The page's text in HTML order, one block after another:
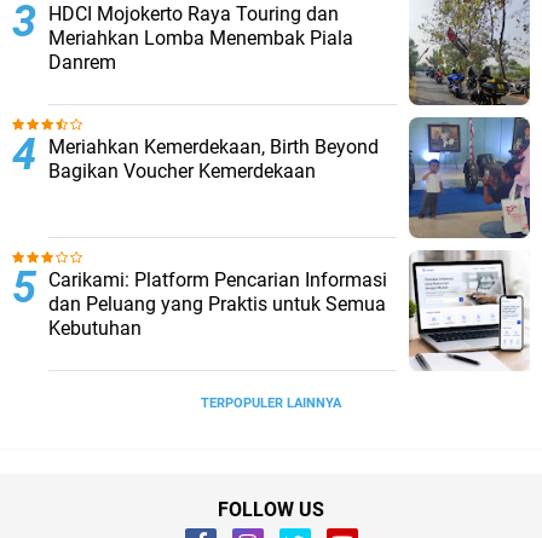
HDCI Mojokerto Raya Touring dan
Meriahkan Lomba Menembak Piala
Danrem
Meriahkan Kemerdekaan, Birth Beyond
Bagikan Voucher Kemerdekaan
Carikami: Platform Pencarian Informasi
dan Peluang yang Praktis untuk Semua
Kebutuhan
TERPOPULER LAINNYA
FOLLOW US